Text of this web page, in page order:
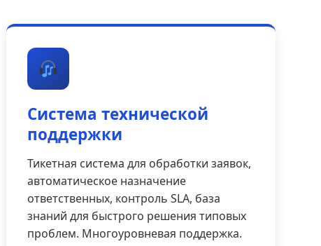
Система технической
поддержки
Тикетная система для обработки заявок,
автоматическое назначение
ответственных, контроль SLA, база
знаний для быстрого решения типовых
проблем. Многоуровневая поддержка.